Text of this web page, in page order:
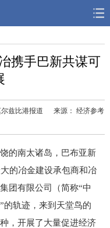
思想
携手巴新共谋可
兹比港报道
来源： 经济参考
南太诸岛，巴布亚新
的冶金建设承包商和冶
团有限公司（简称“中
的轨迹，来到天堂鸟的
，开展了大量促进经济